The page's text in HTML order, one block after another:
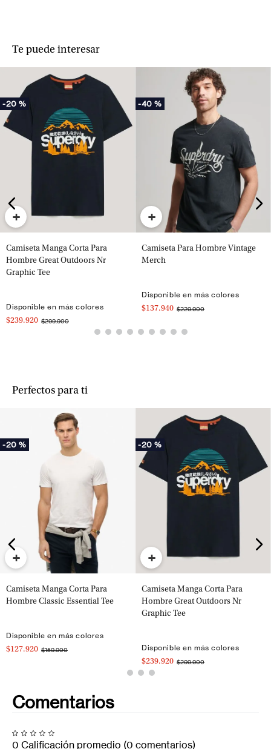
Te puede interesar
-20 %
+
Camiseta Manga Corta Para
Hombre Great Outdoors Nr
Graphic Tee
Disponible en más colores
$239.920 $299.900
-40 %
+
Camiseta Para Hombre Vintage
Merch
Disponible en más colores
$137.940 $229.900
Perfectos para ti
-20 %
+
Camiseta Manga Corta Para
Hombre Classic Essential Tee
Disponible en más colores
$127.920 $159.900
-20 %
+
Camiseta Manga Corta Para
Hombre Great Outdoors Nr
Graphic Tee
Disponible en más colores
$239.920 $299.900
Comentarios
0 Calificación promedio (0 comentarios)